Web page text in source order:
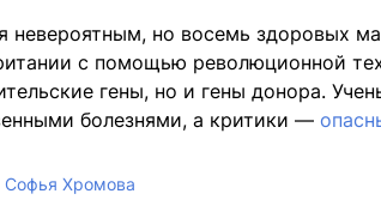
невероятным, но восемь здоровых
с помощью революционной
гены, но и гены донора.
болезнями, а критики —
Софья Хромова